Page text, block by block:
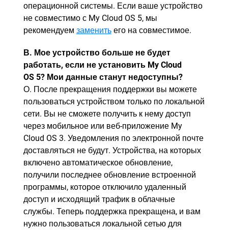
операционной системы. Если ваше устройство
не совместимо с My Cloud OS 5, мы
рекомендуем заменитьего на совместимое.
В. Мое устройство больше не будет
работать, если не установить My Cloud
OS 5? Мои данные станут недоступны?
О. После прекращения поддержки вы можете
пользоваться устройством только по локальной
сети. Вы не сможете получить к нему доступ
через мобильное или веб-приложение My
Cloud OS 3. Уведомления по электронной почте
доставляться не будут. Устройства, на которых
включено автоматическое обновление,
получили последнее обновление встроенной
программы, которое отключило удаленный
доступ и исходящий трафик в облачные
службы. Теперь поддержка прекращена, и вам
нужно пользоваться локальной сетью для